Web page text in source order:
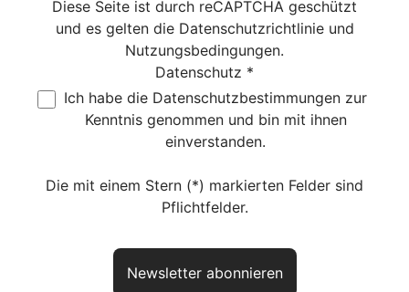
Diese Seite ist durch reCAPTCHA geschützt
und es gelten die Datenschutzrichtlinieund
Nutzungsbedingungen.
Datenschutz *
Ich habe die Datenschutzbestimmungen zur
Kenntnis genommen und bin mit ihnen
einverstanden.
Die mit einem Stern (*) markierten Felder sind
Pflichtfelder.
Newsletter abonnieren